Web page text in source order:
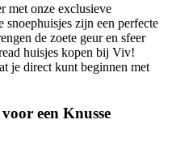
met onze exclusieve
snoephuisjes zijn een perfecte
de zoete geur en sfeer
huisjes kopen bij Viv!
je direct kunt beginnen met
een Knusse